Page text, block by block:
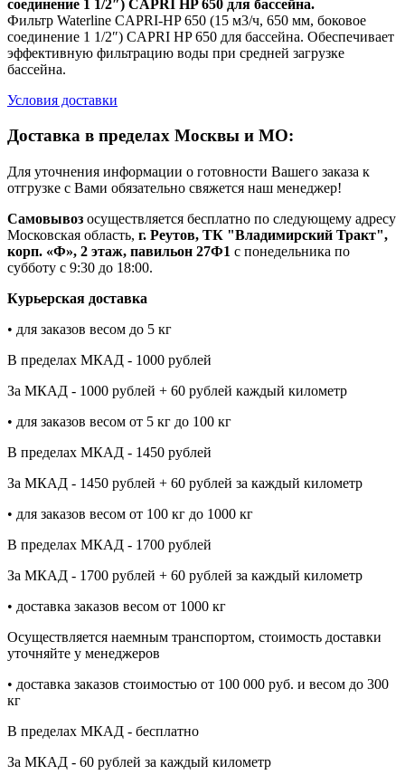
соединение 1 1/2″) CAPRI HP 650 для бассейна.
Фильтр Waterline CAPRI-HP 650 (15 м3/ч, 650 мм, боковое
соединение 1 1/2″) CAPRI HP 650 для бассейна. Обеспечивает
эффективную фильтрацию воды при средней загрузке
бассейна.
Условия доставки
Доставка в пределах Москвы и МО:
Для уточнения информации о готовности Вашего заказа к
отгрузке с Вами обязательно свяжется наш менеджер!
Самовывоз осуществляется бесплатно по следующему адресу
Московская область, г. Реутов, ТК "Владимирский Тракт",
корп. «Ф», 2 этаж, павильон 27Ф1 с понедельника по
субботу с 9:30 до 18:00.
Курьерская доставка
• для заказов весом до 5 кг
В пределах МКАД - 1000 рублей
За МКАД - 1000 рублей + 60 рублей каждый километр
• для заказов весом от 5 кг до 100 кг
В пределах МКАД - 1450 рублей
За МКАД - 1450 рублей + 60 рублей за каждый километр
• для заказов весом от 100 кг до 1000 кг
В пределах МКАД - 1700 рублей
За МКАД - 1700 рублей + 60 рублей за каждый километр
• доставка заказов весом от 1000 кг
Осуществляется наемным транспортом, стоимость доставки
уточняйте у менеджеров
• доставка заказов стоимостью от 100 000 руб. и весом до 300
кг
В пределах МКАД - бесплатно
За МКАД - 60 рублей за каждый километр